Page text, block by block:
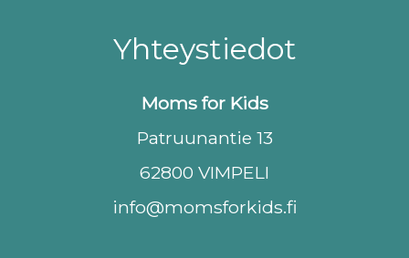
Yhteystiedot
Moms for Kids
Patruunantie 13
62800 VIMPELI
info@momsforkids.fi